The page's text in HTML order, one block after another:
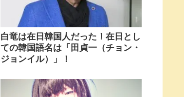
白竜は在日韓国人だった！在日とし
ての韓国語名は「田貞一（チョン・
ジョンイル）」！